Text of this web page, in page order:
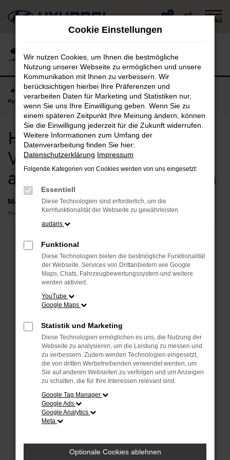
Zum
Hauptinhalt
0
MENÜ
Startseite Landau an der Isar Hyundai
Hyundai SANTA FE
Hyundai SANTA FE Vorführwagen in Landau an der Isar günstig kaufen
Hyundai SANTA FE
Vorführwagen in Landau
an der Isar günstig kaufen
Marken
Hyundai
Fehler: Network Error
Beim Laden ist ein Fehler aufgetreten.
Hier sind ein paar Tipps, die dir helfen können:
Überprüfe deine Firewall und deine
Internetverbindung.
Laden andere Webseiten, zum Beispiel deine
Prüfe deine Browsererweiterungen.
Manche Erweiterungen, wie Werbeblocker, können
das Laden bestimmter Seiten verhindern.
Funktioniert die Seite in einem anderen Browser
oder in einem privaten Fenster?
Starte dein Gerät neu.
Das kann manchmal helfen, vorübergehende
Probleme zu beheben.
Veraltete Software birgt nicht nur ein
Cookie Einstellungen
Wir nutzen Cookies, um Ihnen die bestmögliche
Nutzung unserer Webseite zu ermöglichen und unsere
Kommunikation mit Ihnen zu verbessern. Wir
berücksichtigen hierbei Ihre Präferenzen und
verarbeiten Daten für Marketing und Statistiken nur,
wenn Sie uns Ihre Einwilligung geben. Wenn Sie zu
einem späteren Zeitpunkt Ihre Meinung ändern, können
Sie die Einwilligung jederzeit für die Zukunft widerrufen.
Weitere Informationen zum Umfang der
Datenverarbeitung finden Sie hier:
Datenschutzerklärung Impressum
Folgende Kategorien von Cookies werden von uns eingesetzt:
Essentiell
Diese Technologien sind erforderlich, um die
Kernfunktionalität der Webseite zu gewährleisten.
audaris
Funktional
Diese Technologien bieten die bestmögliche Funktionalität
der Webseite. Services von Drittanbietern wie Google
Maps, Chats, Fahrzeugbewertungssystem und weitere
werden aktiviert.
YouTube
Google Maps
Statistik und Marketing
Diese Technologien ermöglichen es uns, die Nutzung der
Webseite zu analysieren, um die Leistung zu messen und
zu verbessern. Zudem werden Technologien eingesetzt,
die von dritten Werbetreibenden verwendet werden, um
Sie auf anderen Webseiten zu verfolgen und um Anzeigen
zu schalten, die für Ihre Interessen relevant sind.
Google Tag Manager
Google Ads
Google Analytics
Meta
Optionale Cookies ablehnen